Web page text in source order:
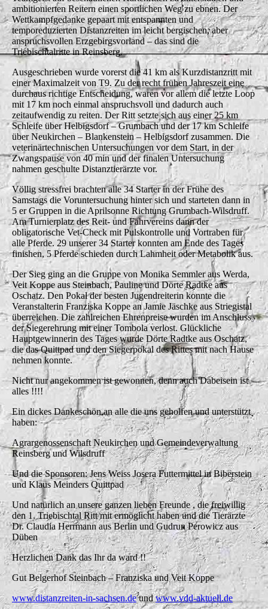
ambitionierten Reitern einen sportlichen Weg zu ebnen. Der
Wettkampfgedanke gepaart mit entspannten und
temporeduzierten Distanzreiten im leicht bergischen, aber
anspruchsvollen Erzgebirgsvorland – das sind die
Triebischtalritte in Reinsberg.
Ausgeschrieben wurde vorerst die 41 km als Kurzdistanzritt mit
einer Maximalzeit von T9. Zu der recht frühen Jahreszeit eine
durchaus richtige Entscheidung, waren vor allem die letzte Loop
mit 17 km noch einmal anspruchsvoll und dadurch auch
zeitaufwendig zu reiten. Der Ritt setzte sich aus einer 25 km
Schleife über Helbigsdorf – Grumbach und der 17 km Schleife
über Neukirchen – Blankenstein – Helbigsdorf zusammen. Die
veterinärtechnischen Untersuchungen vor dem Start, in der
Zwangspause von 40 min und der finalen Untersuchung
nahmen geschulte Distanztierärzte vor.
Völlig stressfrei brachten alle 34 Starter in der Frühe des
Samstags die Voruntersuchung hinter sich und starteten dann in
5 er Gruppen in die Aprilsonne Richtung Grumbach-Wilsdruff.
Am Turnierplatz des Reit- und Fahrvereins dann der
obligatorische Vet-Check mit Pulskontrolle und Vortraben für
alle Pferde. 29 unserer 34 Starter konnten am Ende des Tages
finishen, 5 Pferde schieden durch Lahmheit oder Metabolik aus.
Der Sieg ging an die Gruppe von Monika Semmler aus Werda,
Veit Koppe aus Steinbach, Pauline und Dörte Radtke aus
Oschatz. Den Pokal der besten Jugendreiterin konnte die
Veranstalterin Franziska Koppe an Jamie Jäschke aus Striegistal
überreichen. Die zahlreichen Ehrenpreise wurden im Anschluss
der Siegerehrung mit einer Tombola verlost. Glückliche
Hauptgewinnerin des Tages wurde Dörte Radtke aus Oschatz,
die das Quittpad und den Siegerpokal des Rittes mit nach Hause
nehmen konnte.
Nicht nur angekommen ist gewonnen, denn auch Dabeisein ist
alles !!!!
Ein dickes Dankeschön an alle die uns geholfen und unterstützt
haben:
Agrargenossenschaft Neukirchen und Gemeindeverwaltung
Reinsberg und Wilsdruff
Und die Sponsoren: Jens Weiss Josera Futtermittel in Biberstein
und Klaus Meinders Quittpad
Und natürlich an unsere ganzen lieben Freunde , die freiwillig
den 1. Triebischtal Ritt mit ermöglicht haben und die Tierärzte
Dr. Claudia Herrmann aus Berlin und Gudrun Perowicz aus
Düben
Herzlichen Dank das Ihr da ward !!
Gut Belgerhof Steinbach – Franziska und Veit Koppe
www.distanzreiten-in-sachsen.deundwww.vdd-aktuell.de